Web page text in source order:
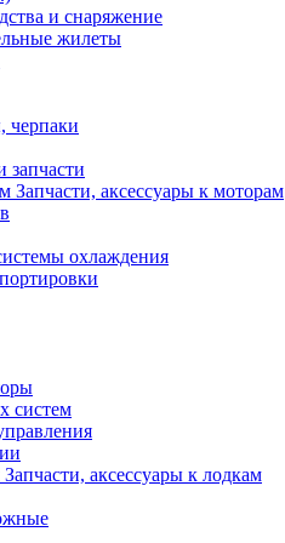
и снаряжение
жилеты
черпаки
запчасти
Запчасти, аксессуары к моторам
охлаждения
систем
Запчасти, аксессуары к лодкам